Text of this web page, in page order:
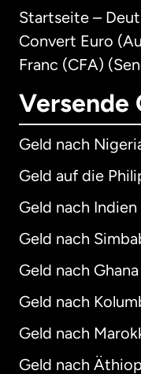
Startseite –
Convert Euro
Franc (CFA)
Versende
Geld nach
Geld auf die
Geld nach
Geld nach
Geld nach
Geld nach
Geld nach
Geld nach